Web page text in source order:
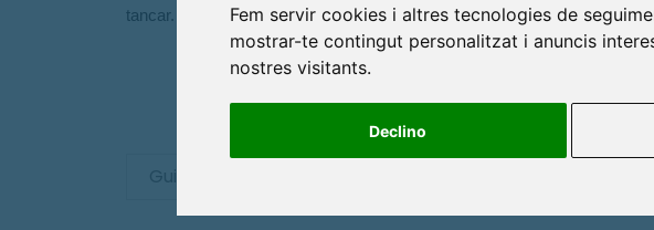
Fem servir cookies i altres tecnologies de
mostrar-te contingut personalitzat i anuncis
nostres visitants.
Declino
tancar.